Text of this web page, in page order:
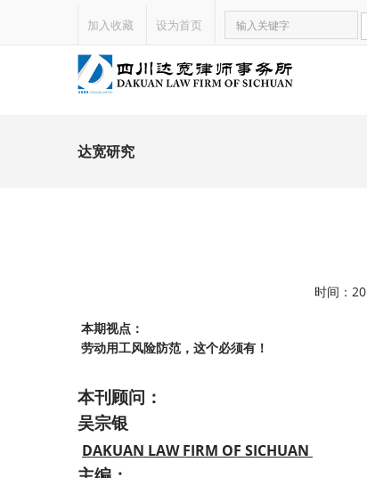
加入收藏 设为首页
达宽研究
时间：
本期视点 ：
劳动用工风险防范，这个必须有！
本刊顾问：
吴宗银
DAKUAN LAW FIRM OF SICHUAN